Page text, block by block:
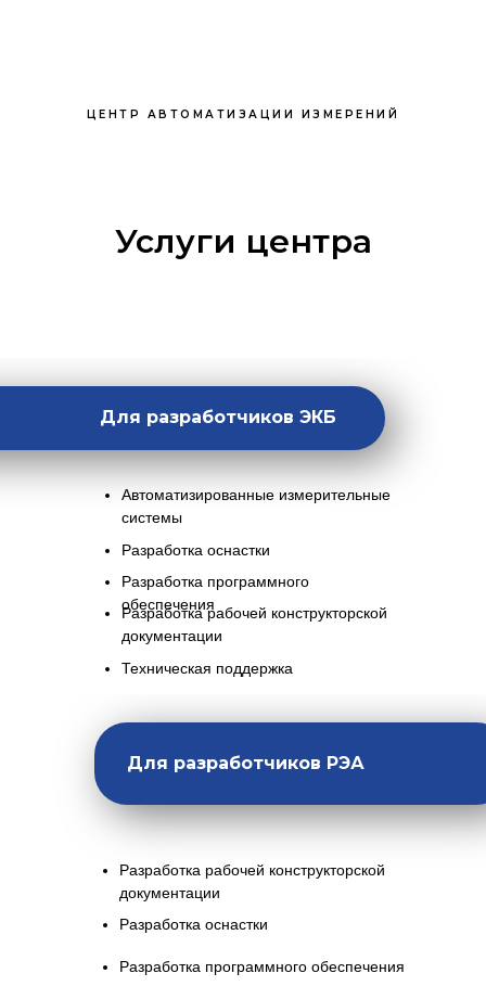
ЦЕНТР АВТОМАТИЗАЦИИ ИЗМЕРЕНИЙ
Услуги центра
Для разработчиков ЭКБ
Автоматизированные измерительные
системы
Разработка оснастки
Разработка программного
обеспечения
Разработка рабочей конструкторской
документации
Техническая поддержка
Для разработчиков РЭА
Разработка рабочей конструкторской
документации
Разработка оснастки
Разработка программного обеспечения